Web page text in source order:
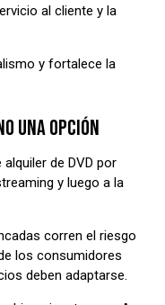
al cliente y la
y fortalece la
UNA OPCIÓN
de DVD por
y luego a la
corren el riesgo
los consumidores
deben adaptarse.